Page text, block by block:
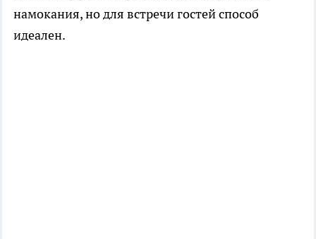
намокания, но для встречи гостей способ
идеален.